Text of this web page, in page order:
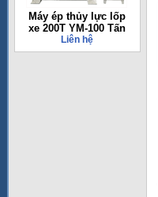
Máy ép thủy lực lốp
xe 200T YM-100 Tấn
Liên hệ